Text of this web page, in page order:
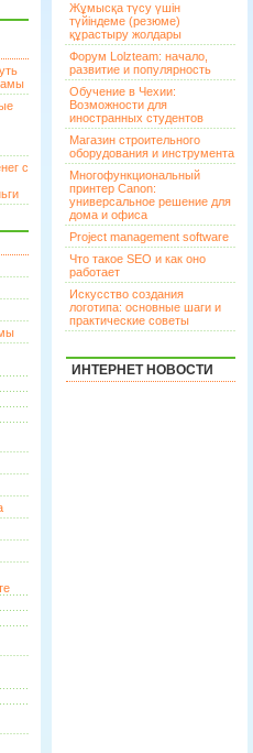
с
Жұмысқа түсу үшін
түйіндеме (резюме)
құрастыру жолдары
Форум Lolzteam: начало,
развитие и популярность
Обучение в Чехии:
Возможности для
иностранных студентов
Магазин строительного
оборудования и инструмента
Многофункциональный
принтер Canon:
универсальное решение для
дома и офиса
Project management software
Что такое SEO и как оно
работает
Искусство создания
логотипа: основные шаги и
практические советы
ИНТЕРНЕТ НОВОСТИ